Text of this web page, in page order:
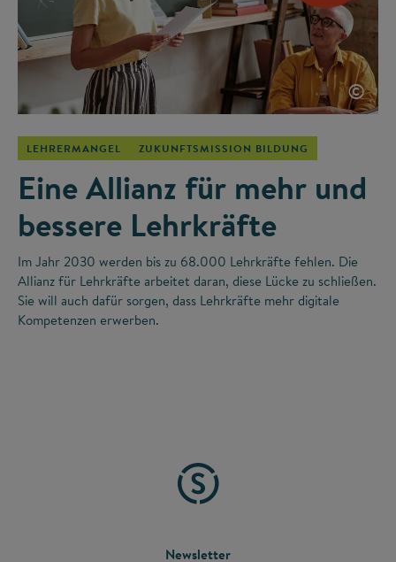
©
LEHRERMANGEL ZUKUNFTSMISSION BILDUNG
Eine Allianz für mehr und
bessere Lehrkräfte
Im Jahr 2030 werden bis zu 68.000 Lehrkräfte fehlen. Die
Allianz für Lehrkräfte arbeitet daran, diese Lücke zu schließen.
Sie will auch dafür sorgen, dass Lehrkräfte mehr digitale
Kompetenzen erwerben.
Newsletter